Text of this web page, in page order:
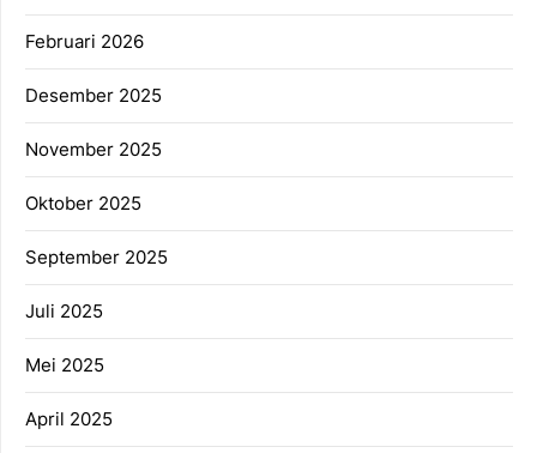
Februari 2026
Desember 2025
November 2025
Oktober 2025
September 2025
Juli 2025
Mei 2025
April 2025